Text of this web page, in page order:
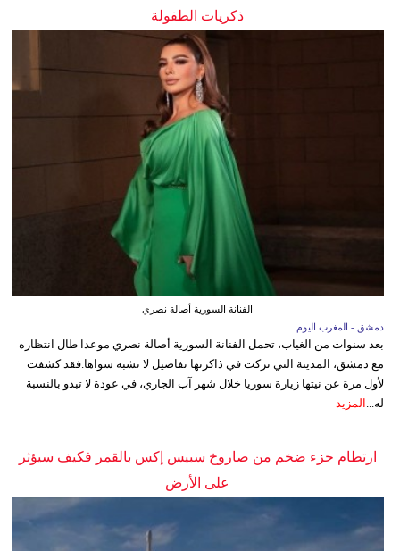
ذكريات الطفولة
الفنانة السورية أصالة نصري
دمشق - المغرب اليوم
بعد سنوات من الغياب، تحمل الفنانة السورية أصالة نصري موعدا طال انتظاره
مع دمشق، المدينة التي تركت في ذاكرتها تفاصيل لا تشبه سواها.فقد كشفت
لأول مرة عن نيتها زيارة سوريا خلال شهر آب الجاري، في عودة لا تبدو بالنسبة
له...
المزيد
ارتطام جزء ضخم من صاروخ سبيس إكس بالقمر فكيف سيؤثر
على الأرض